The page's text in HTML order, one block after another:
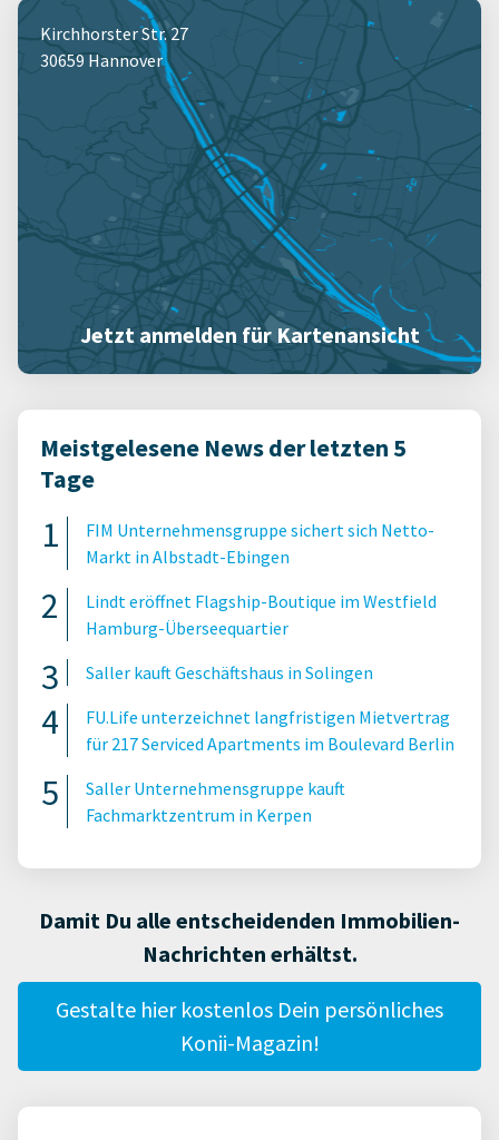
Kirchhorster Str. 27
30659 Hannover
Jetzt anmelden für Kartenansicht
Meistgelesene News der letzten 5
Tage
FIM Unternehmensgruppe sichert sich Netto-
Markt in Albstadt-Ebingen
Lindt eröffnet Flagship-Boutique im Westfield
Hamburg-Überseequartier
Saller kauft Geschäftshaus in Solingen
FU.Life unterzeichnet langfristigen Mietvertrag
für 217 Serviced Apartments im Boulevard Berlin
Saller Unternehmensgruppe kauft
Fachmarktzentrum in Kerpen
Damit Du alle entscheidenden Immobilien-
Nachrichten erhältst.
Gestalte hier kostenlos Dein persönliches
Konii-Magazin!